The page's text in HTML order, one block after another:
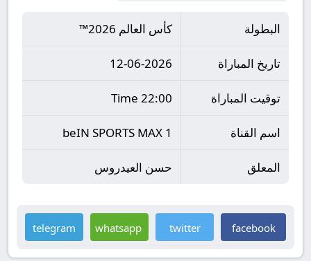
البطولة كأس العالم 2026™
تاريخ المباراة 12-06-2026
توقيت المباراة 22:00 Time
اسم القناة beIN SPORTS MAX 1
المعلق حسن العيدروس
facebook
twitter
whatsapp
telegram